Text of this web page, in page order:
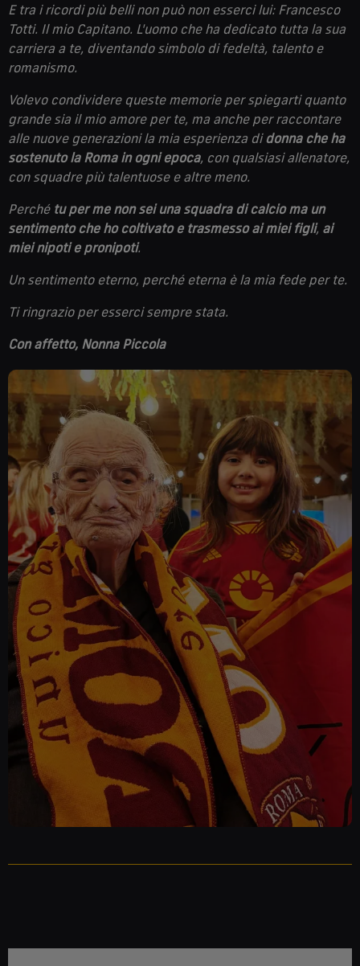
E tra i ricordi più belli non può non esserci lui: Francesco
Totti. Il mio Capitano. L'uomo che ha dedicato tutta la sua
carriera a te, diventando simbolo di fedeltà, talento e
romanismo.
Volevo condividere queste memorie per spiegarti quanto
grande sia il mio amore per te, ma anche per raccontare
alle nuove generazioni la mia esperienza didonna che ha
sostenuto la Roma in ogni epoca, con qualsiasi allenatore,
con squadre più talentuose e altre meno.
Perché tu per me non sei una squadra di calcio ma un
sentimento che ho coltivato e trasmesso ai miei figli, ai
miei nipoti e pronipoti.
Un sentimento eterno, perché eterna è la mia fede per te.
Ti ringrazio per esserci sempre stata.
Con affetto, Nonna Piccola